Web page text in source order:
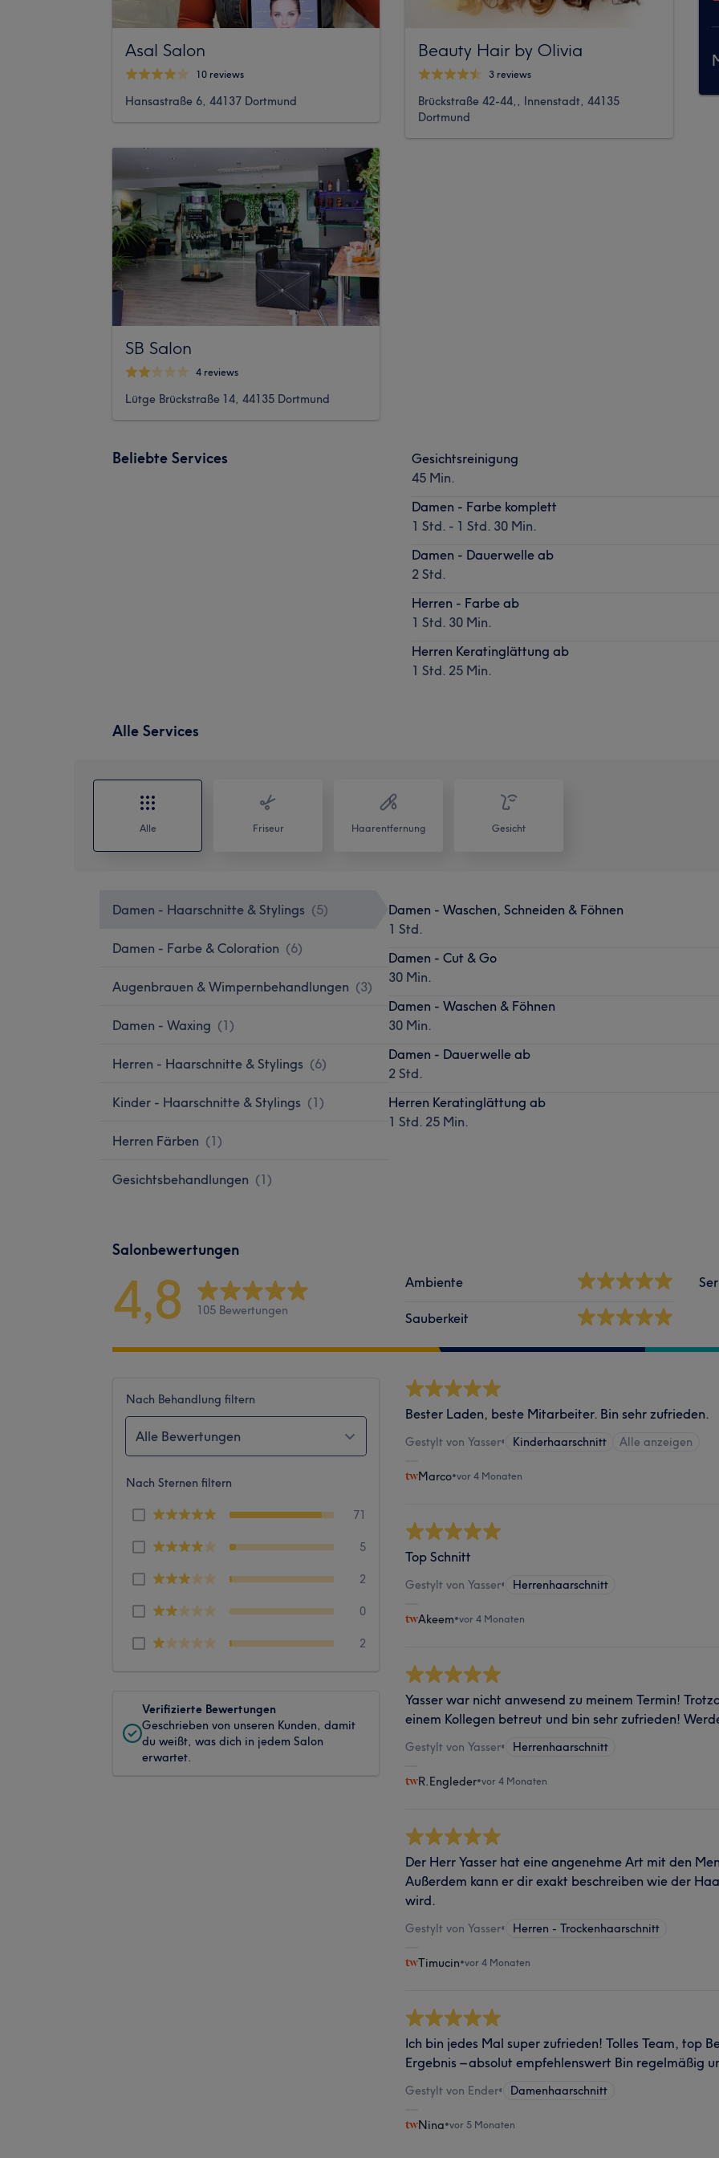
Asal Salon
10 reviews
Hansastraße 6, 44137 Dortmund
SB Salon
4 reviews
Lütge Brückstraße 14, 44135 Dortmund
Beauty Hair by Olivia
3 reviews
Brückstraße 42-44,, Innenstadt, 44135
Dortmund
Beliebte Services
Gesichtsreinigung
45 Min.
Damen - Farbe komplett
1 Std. - 1 Std. 30 Min.
Damen - Dauerwelle ab
2 Std.
Herren - Farbe ab
1 Std. 30 Min.
Herren Keratinglättung ab
1 Std. 25 Min.
Alle Services
Alle Friseur Haarentfernung Gesicht
Damen - Haarschnitte & Stylings (5)
Damen - Farbe & Coloration (6)
Augenbrauen & Wimpernbehandlungen (3)
Damen - Waxing (1)
Herren - Haarschnitte & Stylings (6)
Kinder - Haarschnitte & Stylings (1)
Herren Färben (1)
Gesichtsbehandlungen (1)
Damen - Waschen, Schneiden & Föhnen
1 Std.
Damen - Cut & Go
30 Min.
Damen - Waschen & Föhnen
30 Min.
Damen - Dauerwelle ab
2 Std.
Herren Keratinglättung ab
1 Std. 25 Min.
Salonbewertungen
4,8 105 Bewertungen
Ambiente
Sauberkeit
Nach Behandlung filtern
Alle Bewertungen
Nach Sternen filtern
71
5
2
0
2
Verifizierte Bewertungen
Geschrieben von unseren Kunden, damit
du weißt, was dich in jedem Salon
erwartet.
Bester Laden, beste Mitarbeiter. Bin sehr zufrieden.
Gestylt von Yasser• Kinderhaarschnitt Alle anzeigen
Marco•vor 4 Monaten
Top Schnitt
Gestylt von Yasser• Herrenhaarschnitt
Akeem•vor 4 Monaten
Yasser war nicht anwesend zu meinem Termin!
einem Kollegen betreut und bin sehr zufrieden!
Gestylt von Yasser• Herrenhaarschnitt
R.Engleder•vor 4 Monaten
Der Herr Yasser hat eine angenehme Art mit den
Außerdem kann er dir exakt beschreiben wie der
wird.
Gestylt von Yasser• Herren - Trockenhaarschnitt
Timucin•vor 4 Monaten
Ich bin jedes Mal super zufrieden! Tolles Team, top
Ergebnis – absolut empfehlenswert Bin regelmäßig
Gestylt von Ender• Damenhaarschnitt
Nina•vor 5 Monaten